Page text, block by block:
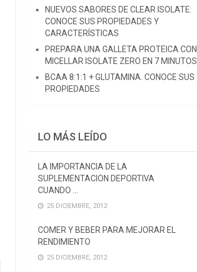
NUEVOS SABORES DE CLEAR ISOLATE:
CONOCE SUS PROPIEDADES Y
CARACTERÍSTICAS
PREPARA UNA GALLETA PROTEICA CON
MICELLAR ISOLATE ZERO EN 7 MINUTOS
BCAA 8:1:1 + GLUTAMINA. CONOCE SUS
PROPIEDADES
LO MÁS LEÍDO
LA IMPORTANCIA DE LA
SUPLEMENTACION DEPORTIVA
CUANDO …
25 DICIEMBRE, 2012
COMER Y BEBER PARA MEJORAR EL
RENDIMIENTO
25 DICIEMBRE, 2012